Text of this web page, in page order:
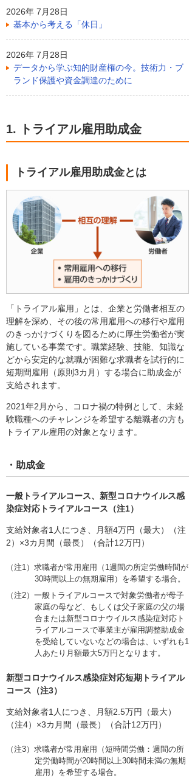
2026年 7月28日
基本から考える「休日」
2026年 7月28日
データから学ぶ知的財産権の今。技術力・ブ
ランド保護や資金調達のために
1. トライアル雇用助成金
トライアル雇用助成金とは
「トライアル雇用」とは、企業と労働者相互の
理解を深め、その後の常用雇用への移行や雇用
のきっかけづくりを図るために厚生労働省が実
施している事業です。職業経験、技能、知識な
どから安定的な就職が困難な求職者を試行的に
短期間雇用（原則3カ月）する場合に助成金が
支給されます。
2021年2月から、コロナ禍の特例として、未経
験職種へのチャレンジを希望する離職者の方も
トライアル雇用の対象となります。
・助成金
一般トライアルコース、新型コロナウイルス感
染症対応トライアルコース（注1）
支給対象者1人につき、月額4万円（最大）（注
2）×3カ月間（最長）（合計12万円）
（注1）求職者が常用雇用（1週間の所定労働時間が
30時間以上の無期雇用）を希望する場合。
（注2）一般トライアルコースで対象労働者が母子
家庭の母など、もしくは父子家庭の父の場
合または新型コロナウイルス感染症対応ト
ライアルコースで事業主が雇用調整助成金
を受給していないなどの場合は、いずれも1
人あたり月額最大5万円となります。
新型コロナウイルス感染症対応短期トライアル
コース（注3）
支給対象者1人につき、月額2.5万円（最大）
（注4）×3カ月間（最長）（合計12万円）
（注3）求職者が常用雇用（短時間労働：週間の所
定労働時間が20時間以上30時間未満の無期
雇用）を希望する場合。